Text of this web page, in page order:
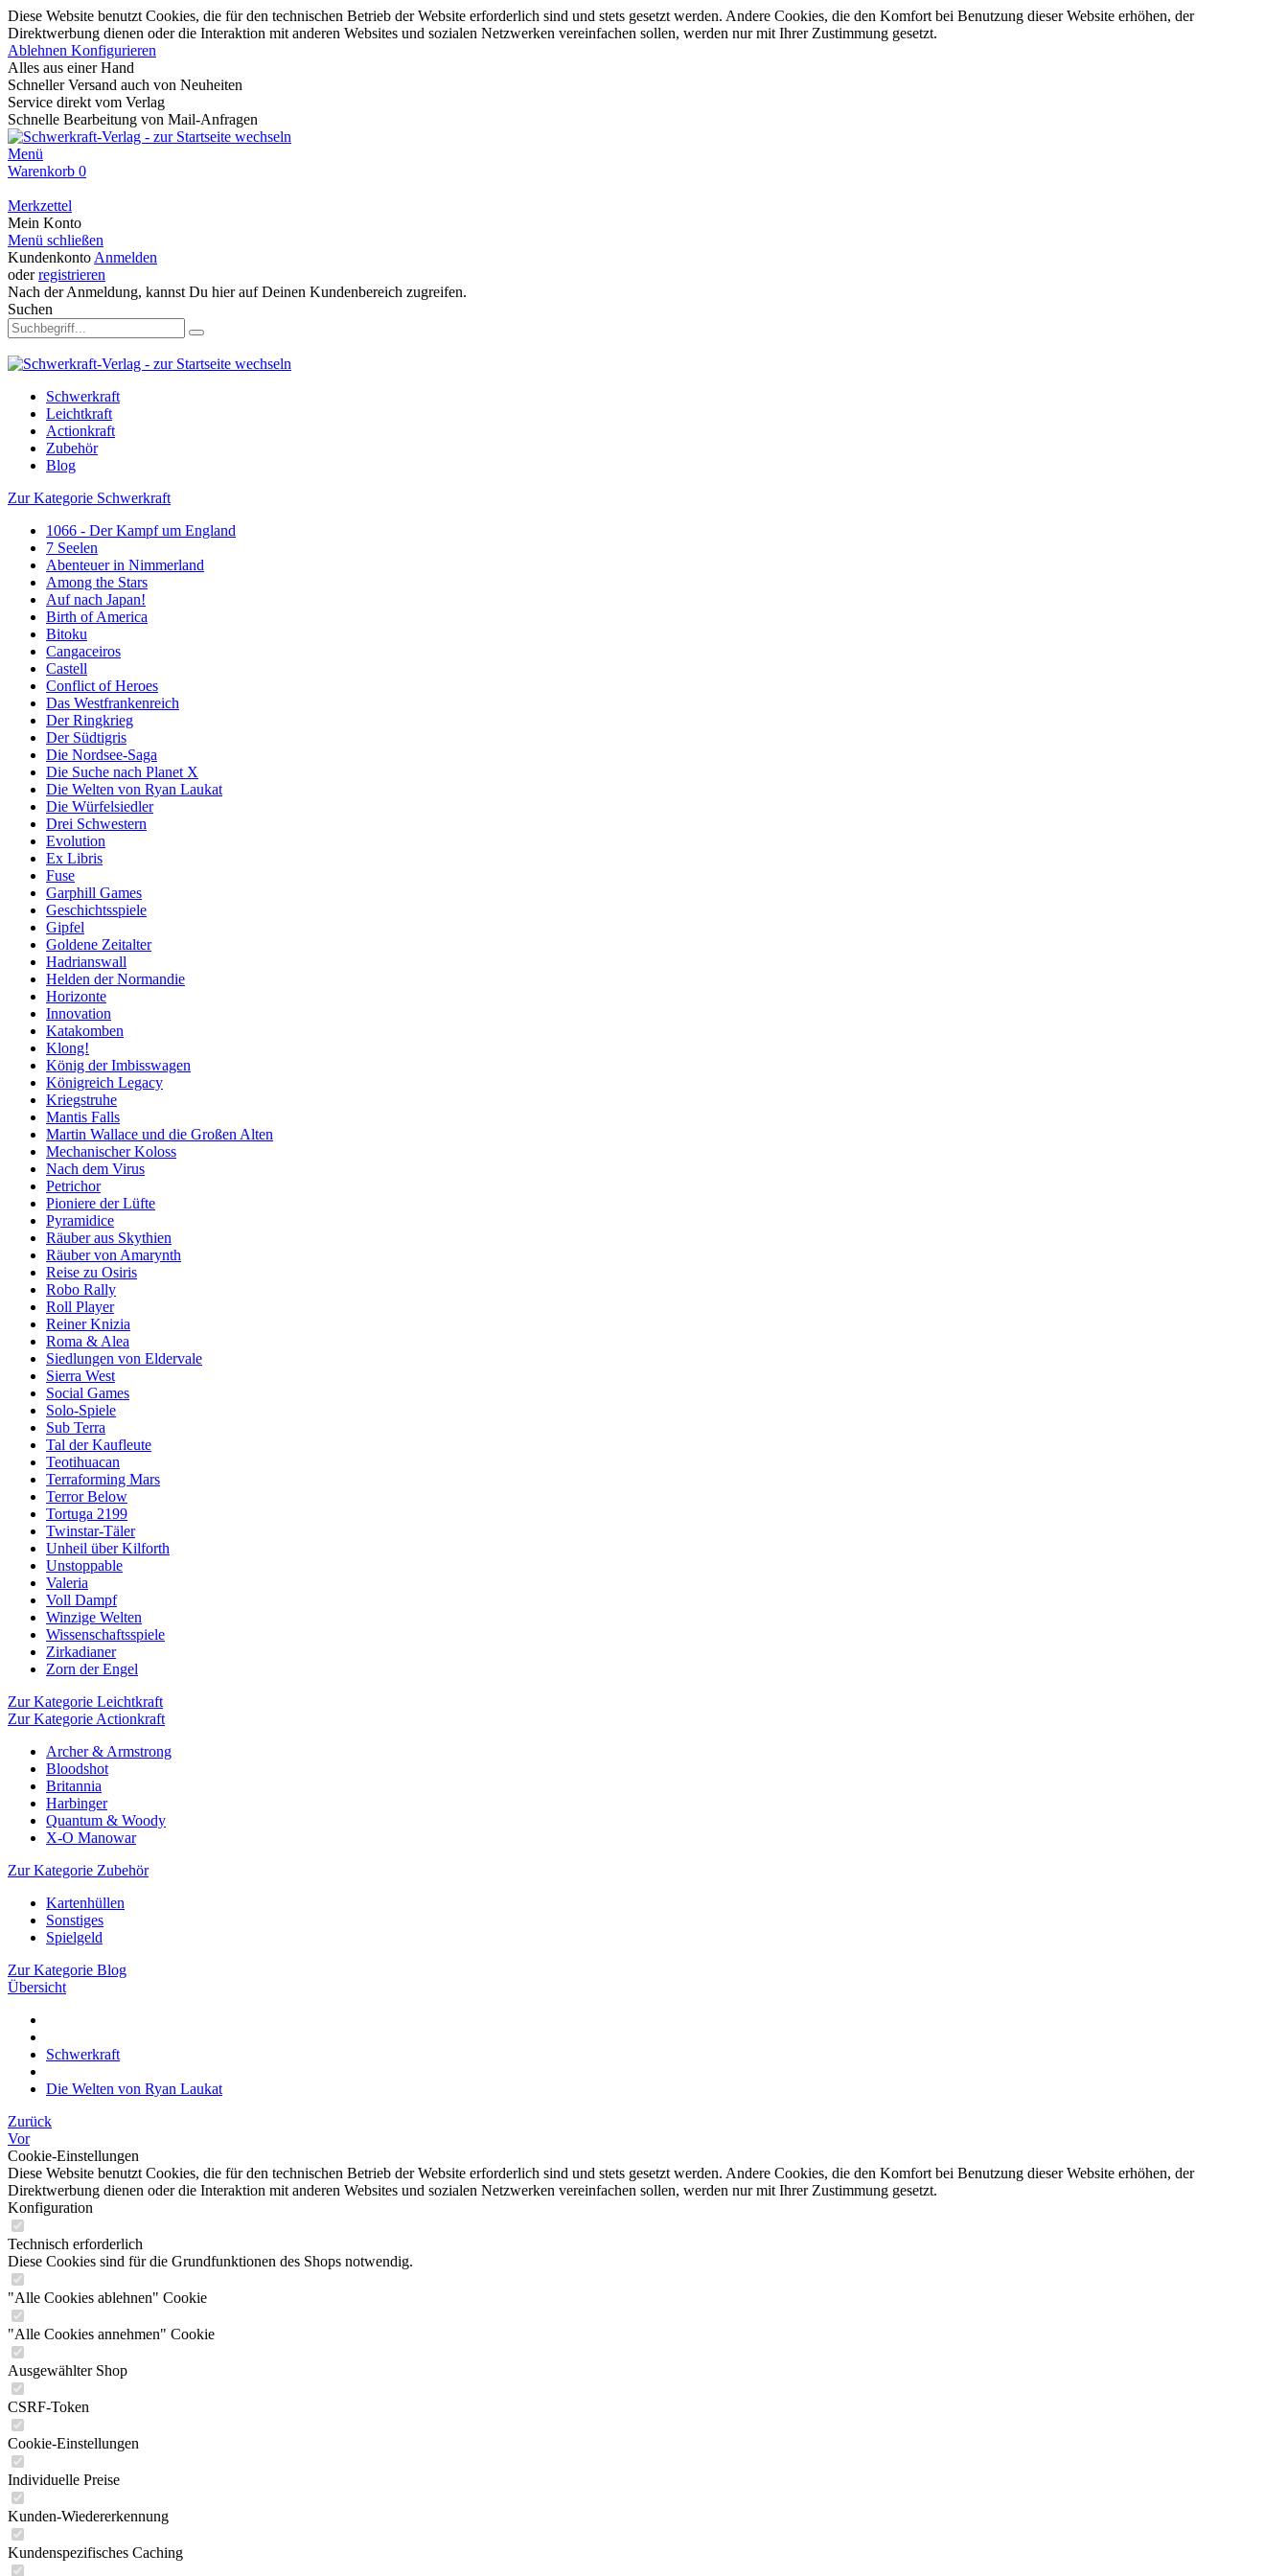
Diese Website benutzt Cookies, die für den technischen Betrieb der Website erforderlich sind und stets gesetzt werden. Andere Cookies, die den Komfort bei Benutzung dieser Website erhöhen, der
Direktwerbung dienen oder die Interaktion mit anderen Websites und sozialen Netzwerken vereinfachen sollen, werden nur mit Ihrer Zustimmung gesetzt.
Ablehnen Konfigurieren
Alles aus einer Hand
Schneller Versand auch von Neuheiten
Service direkt vom Verlag
Schnelle Bearbeitung von Mail-Anfragen
Menü
Warenkorb 0
Merkzettel
Mein Konto
Menü schließen
Kundenkonto Anmelden
oderregistrieren
Nach der Anmeldung, kannst Du hier auf Deinen Kundenbereich zugreifen.
Suchen
Schwerkraft
Leichtkraft
Actionkraft
Zubehör
Blog
Zur Kategorie Schwerkraft
1066 - Der Kampf um England
7 Seelen
Abenteuer in Nimmerland
Among the Stars
Auf nach Japan!
Birth of America
Bitoku
Cangaceiros
Castell
Conflict of Heroes
Das Westfrankenreich
Der Ringkrieg
Der Südtigris
Die Nordsee-Saga
Die Suche nach Planet X
Die Welten von Ryan Laukat
Die Würfelsiedler
Drei Schwestern
Evolution
Ex Libris
Fuse
Garphill Games
Geschichtsspiele
Gipfel
Goldene Zeitalter
Hadrianswall
Helden der Normandie
Horizonte
Innovation
Katakomben
Klong!
König der Imbisswagen
Königreich Legacy
Kriegstruhe
Mantis Falls
Martin Wallace und die Großen Alten
Mechanischer Koloss
Nach dem Virus
Petrichor
Pioniere der Lüfte
Pyramidice
Räuber aus Skythien
Räuber von Amarynth
Reise zu Osiris
Robo Rally
Roll Player
Reiner Knizia
Roma & Alea
Siedlungen von Eldervale
Sierra West
Social Games
Solo-Spiele
Sub Terra
Tal der Kaufleute
Teotihuacan
Terraforming Mars
Terror Below
Tortuga 2199
Twinstar-Täler
Unheil über Kilforth
Unstoppable
Valeria
Voll Dampf
Winzige Welten
Wissenschaftsspiele
Zirkadianer
Zorn der Engel
Zur Kategorie Leichtkraft
Zur Kategorie Actionkraft
Archer & Armstrong
Bloodshot
Britannia
Harbinger
Quantum & Woody
X-O Manowar
Zur Kategorie Zubehör
Kartenhüllen
Sonstiges
Spielgeld
Zur Kategorie Blog
Übersicht
Schwerkraft
Die Welten von Ryan Laukat
Zurück
Vor
Cookie-Einstellungen
Diese Website benutzt Cookies, die für den technischen Betrieb der Website erforderlich sind und stets gesetzt werden. Andere Cookies, die den Komfort bei Benutzung dieser Website erhöhen, der
Direktwerbung dienen oder die Interaktion mit anderen Websites und sozialen Netzwerken vereinfachen sollen, werden nur mit Ihrer Zustimmung gesetzt.
Konfiguration
Technisch erforderlich
Diese Cookies sind für die Grundfunktionen des Shops notwendig.
"Alle Cookies ablehnen" Cookie
"Alle Cookies annehmen" Cookie
Ausgewählter Shop
CSRF-Token
Cookie-Einstellungen
Individuelle Preise
Kunden-Wiedererkennung
Kundenspezifisches Caching